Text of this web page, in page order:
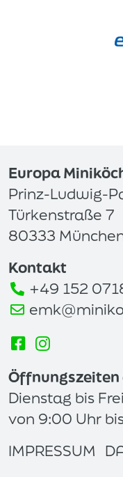
Europa
Prinz-Ludwig-
Türkenstraße 7
80333
Kontakt
+49 152
Dienstag bis
von 9:00 Uhr
IMPRESSUM